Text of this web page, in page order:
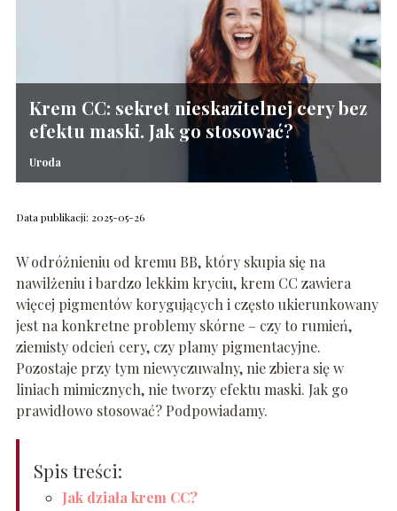
Krem CC: sekret nieskazitelnej cery bez
efektu maski. Jak go stosować?
Uroda
Data publikacji: 2025-05-26
W odróżnieniu od kremu BB, który skupia się na
nawilżeniu i bardzo lekkim kryciu, krem CC zawiera
więcej pigmentów korygujących i często ukierunkowany
jest na konkretne problemy skórne – czy to rumień,
ziemisty odcień cery, czy plamy pigmentacyjne.
Pozostaje przy tym niewyczuwalny, nie zbiera się w
liniach mimicznych, nie tworzy efektu maski. Jak go
prawidłowo stosować? Podpowiadamy.
Spis treści:
Jak działa krem CC?